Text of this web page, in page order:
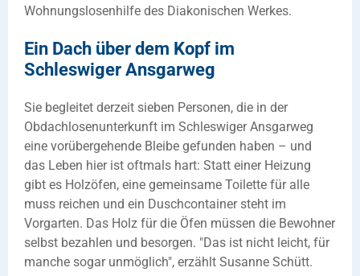
Wohnungslosenhilfe des Diakonischen Werkes.
Ein Dach über dem Kopf im
Schleswiger Ansgarweg
Sie begleitet derzeit sieben Personen, die in der
Obdachlosenunterkunft im Schleswiger Ansgarweg
eine vorübergehende Bleibe gefunden haben – und
das Leben hier ist oftmals hart: Statt einer Heizung
gibt es Holzöfen, eine gemeinsame Toilette für alle
muss reichen und ein Duschcontainer steht im
Vorgarten. Das Holz für die Öfen müssen die Bewohner
selbst bezahlen und besorgen. "Das ist nicht leicht, für
manche sogar unmöglich", erzählt Susanne Schütt.